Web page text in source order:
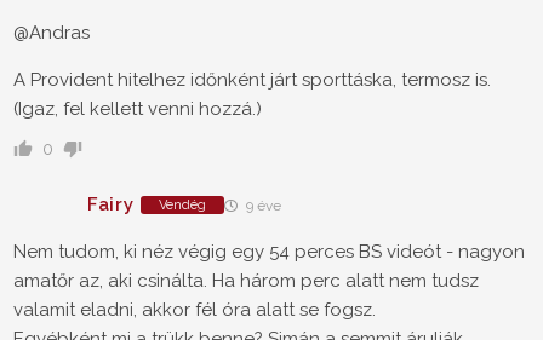
@Andras
A Provident hitelhez időnként járt sporttáska, termosz is.
(Igaz, fel kellett venni hozzá.)
0
Fairy Vendég 9 éve
Nem tudom, ki néz végig egy 54 perces BS videót - nagyon
amatőr az, aki csinálta. Ha három perc alatt nem tudsz
valamit eladni, akkor fél óra alatt se fogsz.